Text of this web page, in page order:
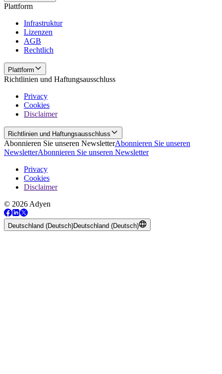
Plattform
Infrastruktur
Lizenzen
AGB
Rechtlich
Plattform
Richtlinien und Haftungsausschluss
Privacy
Cookies
Disclaimer
Richtlinien und Haftungsausschluss
Abonnieren Sie unseren NewsletterAbonnieren Sie unseren
NewsletterAbonnieren Sie unseren Newsletter
Privacy
Cookies
Disclaimer
© 2026 Adyen
Deutschland (Deutsch)Deutschland (Deutsch)